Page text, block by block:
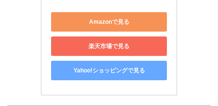
Amazonで見る
楽天市場で見る
Yahoo!ショッピングで見る